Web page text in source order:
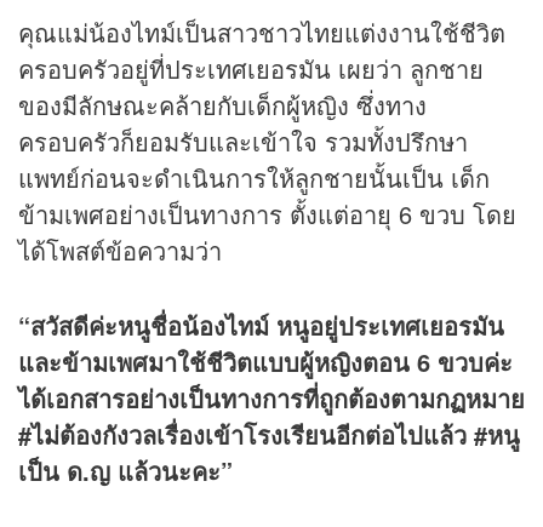
คุณแม่น้องไทม์เป็นสาวชาวไทยแต่งงานใช้ชีวิต
ครอบครัวอยู่ที่ประเทศเยอรมัน เผยว่า ลูกชาย
ของมีลักษณะคล้ายกับเด็กผู้หญิง ซึ่งทาง
ครอบครัวก็ยอมรับและเข้าใจ รวมทั้งปรึกษา
แพทย์ก่อนจะดำเนินการให้ลูกชายนั้นเป็น เด็ก
ข้ามเพศอย่างเป็นทางการ ตั้งแต่อายุ 6 ขวบ โดย
ได้โพสต์ข้อความว่า
“สวัสดีค่ะหนูชื่อน้องไทม์ หนูอยู่ประเทศเยอรมัน
และข้ามเพศมาใช้ชีวิตแบบผู้หญิงตอน 6 ขวบค่ะ
ได้เอกสารอย่างเป็นทางการที่ถูกต้องตามกฏหมาย
#ไม่ต้องกังวลเรื่องเข้าโรงเรียนอีกต่อไปแล้ว #หนู
เป็น ด.ญ แล้วนะคะ”